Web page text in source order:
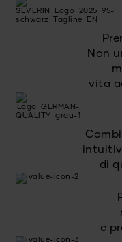
Non
vita
di
e